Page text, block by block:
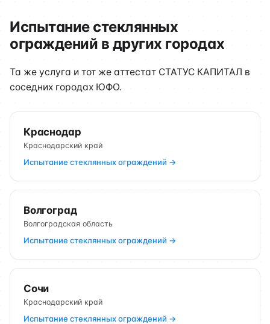
Испытание стеклянных
ограждений в других городах
Та же услуга и тот же аттестат СТАТУС КАПИТАЛ в
соседних городах ЮФО.
Краснодар
Краснодарский край
Испытание стеклянных ограждений →
Волгоград
Волгоградская область
Испытание стеклянных ограждений →
Сочи
Краснодарский край
Испытание стеклянных ограждений →